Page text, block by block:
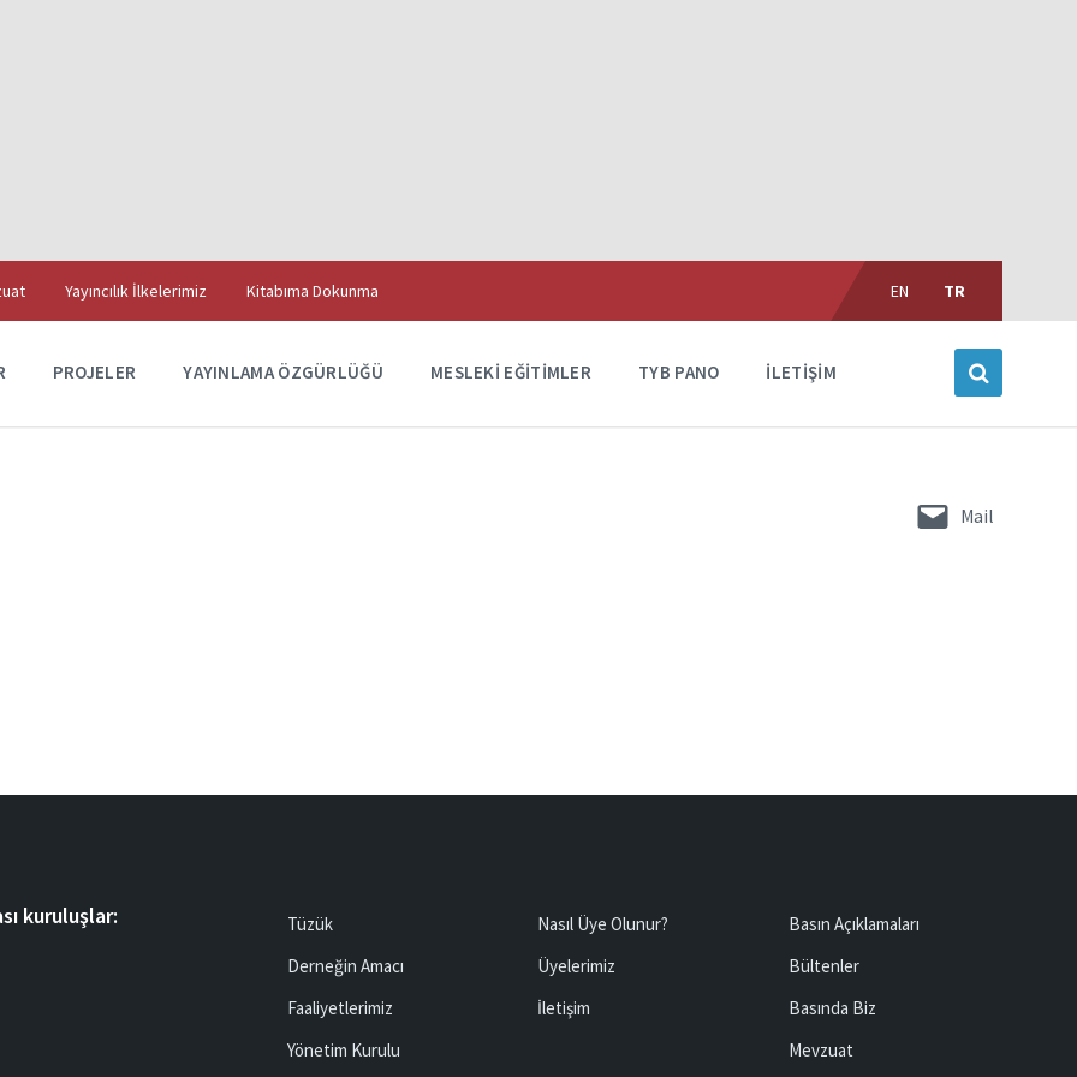
Yayıncılık İlkelerimiz
Kitabıma Dokunma
Choose
language:
EN TR
PROJELER YAYINLAMA ÖZGÜRLÜĞÜ MESLEKI EĞITIMLER TYB PANO İLETIŞIM
Mail
kuruluşlar:
Tüzük
Derneğin Amacı
Faaliyetlerimiz
Yönetim Kurulu
Nasıl Üye Olunur?
Üyelerimiz
İletişim
Basın Açıklamaları
Bültenler
Basında Biz
Mevzuat